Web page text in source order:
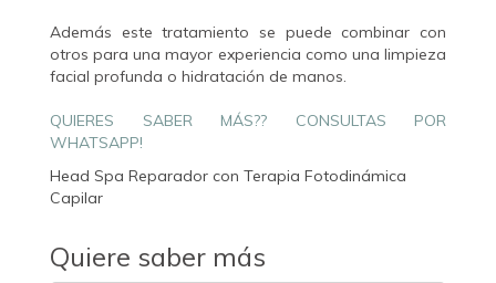
Además este tratamiento se puede combinar con
otros para una mayor experiencia como una limpieza
facial profunda o hidratación de manos.
QUIERES SABER MÁS?? CONSULTAS POR
WHATSAPP!
Head Spa Reparador con Terapia Fotodinámica
Capilar
Quiere saber más